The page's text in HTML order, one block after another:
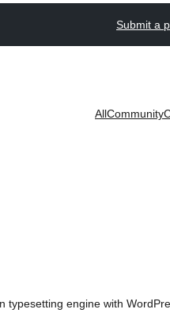
Submit a
AllCommunity
typesetting engine with